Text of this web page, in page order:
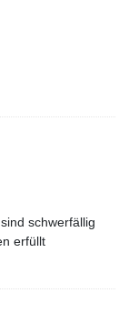
schwerfällig
erfüllt